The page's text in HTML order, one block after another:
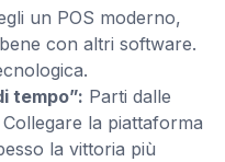
un POS moderno,
con altri software.
tempo”: Parti dalle
la piattaforma
la vittoria più